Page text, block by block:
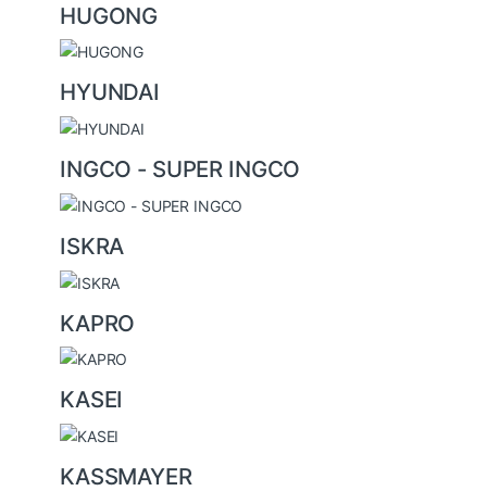
HUGONG
HYUNDAI
INGCO - SUPER INGCO
ISKRA
KAPRO
KASEI
KASSMAYER